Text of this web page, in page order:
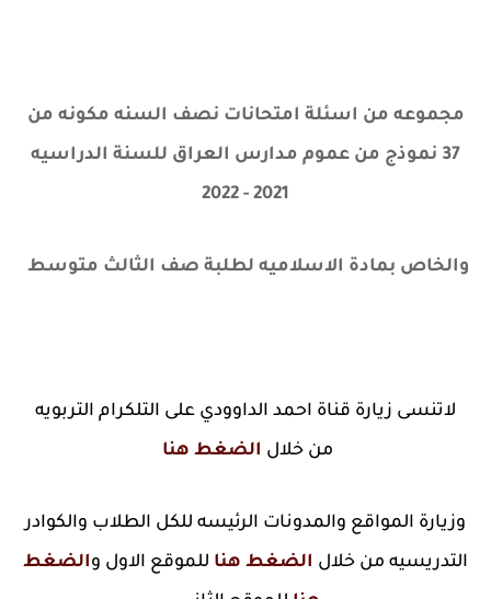
مجموعه من اسئلة امتحانات نصف السنه مكونه من
37 نموذج من عموم مدارس العراق للسنة الدراسيه
2021 - 2022
والخاص بمادة الاسلاميه لطلبة صف الثالث متوسط
لاتنسى زيارة قناة احمد الداوودي على التلكرام التربويه
من خلال الضغط هنا
وزيارة المواقع والمدونات الرئيسه للكل الطلاب والكوادر
التدريسيه من خلال الضغط هنا للموقع الاول والضغط